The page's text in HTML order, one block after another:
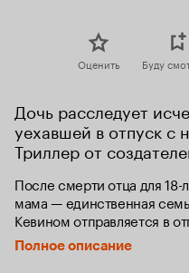
Оценить Буду
Дочь расследует
уехавшей в отпуск с
Триллер от
После смерти отца для
мама — единственная
Кевином отправляется в
всю неделю проводит на
не появляется в
Полное описание